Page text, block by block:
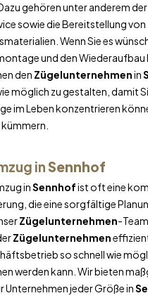
gehören unter anderem der
sowie die Bereitstellung von
Wenn Sie es
und den Wiederaufbau
den Zügelunternehmenin
möglich zu gestalten, damit
im Leben konzentrieren
inSennhof
inSennhofist oft eine
die eine sorgfältige
Zügelunternehmen-
Zügelunternehmen
so schnell wie
werden kann. Wir bieten
Unternehmen jeder Größe in